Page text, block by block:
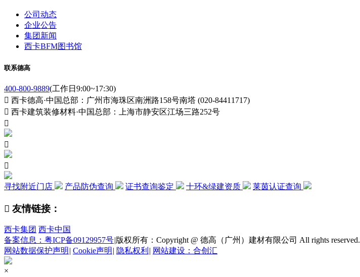
公司动态
企业公告
集团新闻
西卡BFM图书馆
联系德高
400-800-9889(工作日9:00~17:30)
 西卡德高·中国总部：广州市海珠区南洲路158号南塔 (020-84411717)
 西卡建筑装修材料·中国总部：上海市静安区江场三路252号



寻找附近门店 产品防伪查询 证书查询鉴定 十环&绿建资质 莱茵认证查询
 友情链接：
西卡集团 西卡中国
备案信息：粤ICP备09129957号|版权所有：Copyright @ 德高（广州）建材有限公司 All rights reserved.
网站数据保护声明 | Cookie声明 | 隐私权利 | 网站建设：合创汇
×